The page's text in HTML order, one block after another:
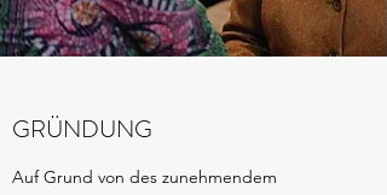
GRÜNDUNG
Auf Grund von des zunehmendem